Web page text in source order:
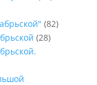
(82)
(28)